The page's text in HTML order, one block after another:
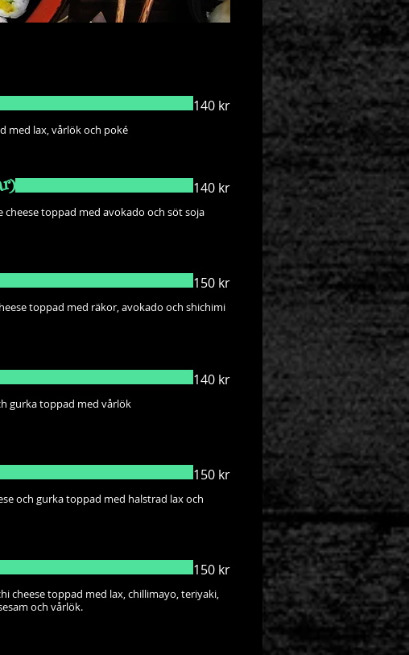
med lax, vårlök och poké
140 kr
cheese toppad med avokado och söt soja
140 kr
toppad med räkor, avokado och shichimi
150 kr
gurka toppad med vårlök
140 kr
och gurka toppad med halstrad lax och
150 kr
cheese toppad med lax, chillimayo, teriyaki,
och vårlök.
150 kr